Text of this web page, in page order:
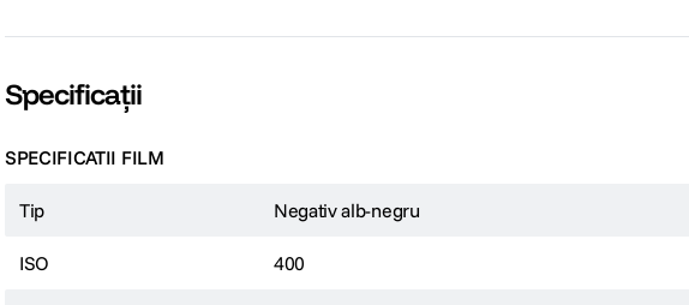
Specificații
SPECIFICATII FILM
Tip Negativ alb-negru
ISO 400